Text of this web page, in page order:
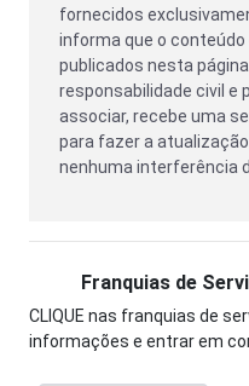
fornecidos
informa que o conteúdo
publicados nesta
responsabilidade civil e
associar, recebe uma
para fazer a
nenhuma interferência
Franquias de
CLIQUE nas franquias de
informações e entrar em